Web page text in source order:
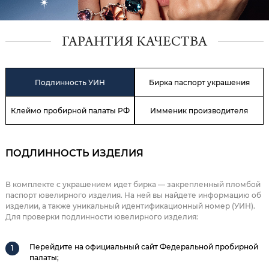
ГАРАНТИЯ КАЧЕСТВА
Подлинность УИН Бирка паспорт украшения
Клеймо пробирной палаты РФ Имменик производителя
ПОДЛИННОСТЬ ИЗДЕЛИЯ
В комплекте с украшением идет бирка — закрепленный пломбой
паспорт ювелирного изделия. На ней вы найдете информацию об
изделии, а также уникальный идентификационный номер (УИН).
Для проверки подлинности ювелирного изделия:
Перейдите на официальный сайт Федеральной пробирной
палаты;